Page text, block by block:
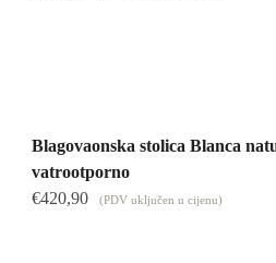
Blagovaonska stolica Blanca
vatrootporno
€420,90 (PDV uključen u cijenu)